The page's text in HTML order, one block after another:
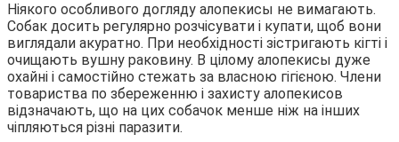
Ніякого особливого догляду алопекисы не вимагають.
Собак досить регулярно розчісувати і купати, щоб вони
виглядали акуратно. При необхідності зістригають кігті і
очищають вушну раковину. В цілому алопекисы дуже
охайні і самостійно стежать за власною гігієною. Члени
товариства по збереженню і захисту алопекисов
відзначають, що на цих собачок менше ніж на інших
чіпляються різні паразити.